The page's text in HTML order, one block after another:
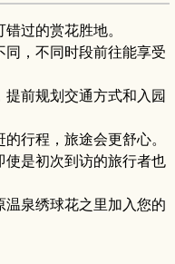
过的赏花胜地。
，不同时段前往能享受
前规划交通方式和入园
行程，旅途会更舒心。
使是初次到访的旅行者也
泉绣球花之里加入您的